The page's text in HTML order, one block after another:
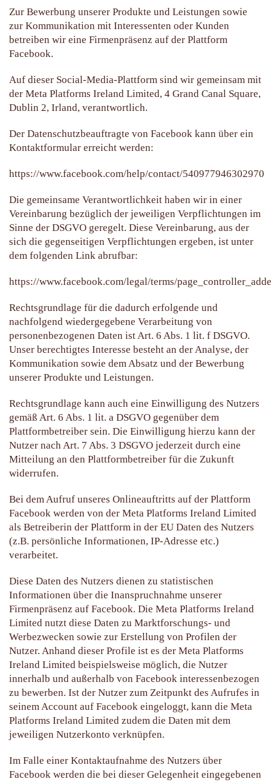
Zur Bewerbung unserer Produkte und Leistungen sowie
zur Kommunikation mit Interessenten oder Kunden
betreiben wir eine Firmenpräsenz auf der Plattform
Facebook.
Auf dieser Social-Media-Plattform sind wir gemeinsam mit
der Meta Platforms Ireland Limited, 4 Grand Canal Square,
Dublin 2, Irland, verantwortlich.
Der Datenschutzbeauftragte von Facebook kann über ein
Kontaktformular erreicht werden:
https://www.facebook.com/help/contact/540977946302970
Die gemeinsame Verantwortlichkeit haben wir in einer
Vereinbarung bezüglich der jeweiligen Verpflichtungen im
Sinne der DSGVO geregelt. Diese Vereinbarung, aus der
sich die gegenseitigen Verpflichtungen ergeben, ist unter
dem folgenden Link abrufbar:
https://www.facebook.com/legal/terms/
Rechtsgrundlage für die dadurch erfolgende und
nachfolgend wiedergegebene Verarbeitung von
personenbezogenen Daten ist Art. 6 Abs. 1 lit. f DSGVO.
Unser berechtigtes Interesse besteht an der Analyse, der
Kommunikation sowie dem Absatz und der Bewerbung
unserer Produkte und Leistungen.
Rechtsgrundlage kann auch eine Einwilligung des Nutzers
gemäß Art. 6 Abs. 1 lit. a DSGVO gegenüber dem
Plattformbetreiber sein. Die Einwilligung hierzu kann der
Nutzer nach Art. 7 Abs. 3 DSGVO jederzeit durch eine
Mitteilung an den Plattformbetreiber für die Zukunft
widerrufen.
Bei dem Aufruf unseres Onlineauftritts auf der Plattform
Facebook werden von der Meta Platforms Ireland Limited
als Betreiberin der Plattform in der EU Daten des Nutzers
(z.B. persönliche Informationen, IP-Adresse etc.)
verarbeitet.
Diese Daten des Nutzers dienen zu statistischen
Informationen über die Inanspruchnahme unserer
Firmenpräsenz auf Facebook. Die Meta Platforms Ireland
Limited nutzt diese Daten zu Marktforschungs- und
Werbezwecken sowie zur Erstellung von Profilen der
Nutzer. Anhand dieser Profile ist es der Meta Platforms
Ireland Limited beispielsweise möglich, die Nutzer
innerhalb und außerhalb von Facebook interessenbezogen
zu bewerben. Ist der Nutzer zum Zeitpunkt des Aufrufes in
seinem Account auf Facebook eingeloggt, kann die Meta
Platforms Ireland Limited zudem die Daten mit dem
jeweiligen Nutzerkonto verknüpfen.
Im Falle einer Kontaktaufnahme des Nutzers über
Facebook werden die bei dieser Gelegenheit eingegebenen